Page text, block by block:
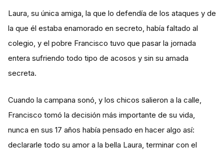
Laura, su única amiga, la que lo defendía de los ataques y de
la que él estaba enamorado en secreto, había faltado al
colegio, y el pobre Francisco tuvo que pasar la jornada
entera sufriendo todo tipo de acosos y sin su amada
secreta.
Cuando la campana sonó, y los chicos salieron a la calle,
Francisco tomó la decisión más importante de su vida,
nunca en sus 17 años había pensado en hacer algo así:
declararle todo su amor a la bella Laura, terminar con el